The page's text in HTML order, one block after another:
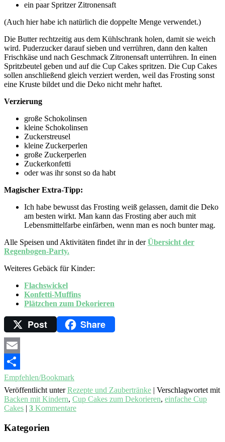
ein paar Spritzer Zitronensaft
(Auch hier habe ich natürlich die doppelte Menge verwendet.)
Die Butter rechtzeitig aus dem Kühlschrank holen, damit sie weich
wird. Puderzucker darauf sieben und verrühren, dann den kalten
Frischkäse und nach Geschmack Zitronensaft unterrühren. In einen
Spritzbeutel geben und auf die Cup Cakes spritzen. Die Cup Cakes
sollen anschließend gleich verziert werden, weil das Frosting sonst
eine Kruste bildet und die Deko nicht mehr haftet.
Verzierung
große Schokolinsen
kleine Schokolinsen
Zuckerstreusel
kleine Zuckerperlen
große Zuckerperlen
Zuckerkonfetti
oder was ihr sonst so da habt
Magischer Extra-Tipp:
Ich habe bewusst das Frosting weiß gelassen, damit die Deko
am besten wirkt. Man kann das Frosting aber auch mit
Lebensmittelfarbe einfärben, wenn man es noch bunter mag.
Alle Speisen und Aktivitäten findet ihr in derÜbersicht der
Regenbogen-Party.
Weiteres Gebäck für Kinder:
Flachswickel
Konfetti-Muffins
Plätzchen zum Dekorieren
Post Share
Email
Empfehlen/Bookmark
Veröffentlicht unter Rezepte und Zaubertränke | Verschlagwortet mit
Backen mit Kindern, Cup Cakes zum Dekorieren, einfache Cup
Cakes | 3 Kommentare
Kategorien